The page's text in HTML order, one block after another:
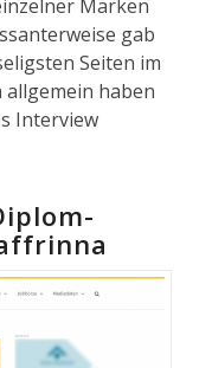
Marken
gab
Seiten im
allgemein haben
Interview